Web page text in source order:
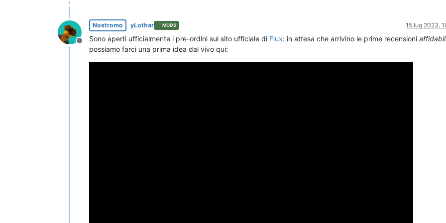
Non in linea
Nostromo yLothar MODS 15 lug 2023,
Sono aperti ufficialmente i pre-ordini sul sito ufficiale di Flux: in attesa che arrivino le prime recensioni
possiamo farci una prima idea dal vivo qui: